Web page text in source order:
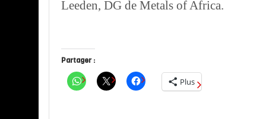
Leeden, DG de Metals of Africa.
Partager :
Plus